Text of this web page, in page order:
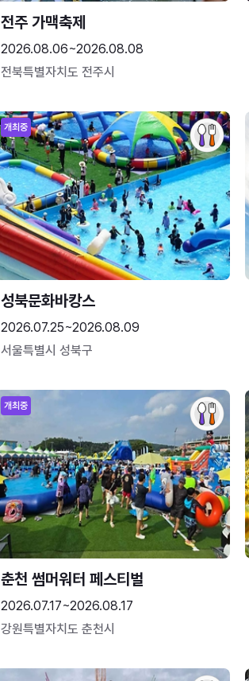
전주 가맥축제
2026.08.06~2026.08.08
전북특별자치도 전주시
개최중
성북문화바캉스
2026.07.25~2026.08.09
서울특별시 성북구
개최중
춘천 썸머워터 페스티벌
2026.07.17~2026.08.17
강원특별자치도 춘천시